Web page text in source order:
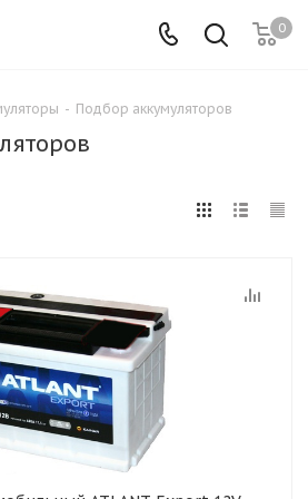
0
- Подбор аккумуляторов